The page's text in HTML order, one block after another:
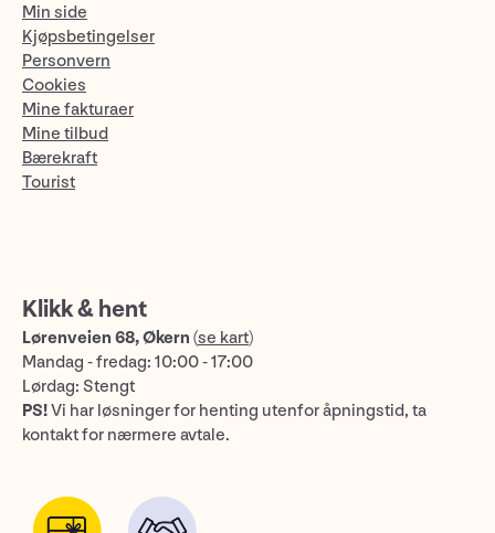
Min side
Kjøpsbetingelser
Personvern
Cookies
Mine fakturaer
Mine tilbud
Bærekraft
Tourist
Klikk & hent
Lørenveien 68, Økern (se kart)
Mandag - fredag: 10:00 - 17:00
Lørdag: Stengt
PS!Vi har løsninger for henting utenfor åpningstid, ta
kontakt for nærmere avtale.